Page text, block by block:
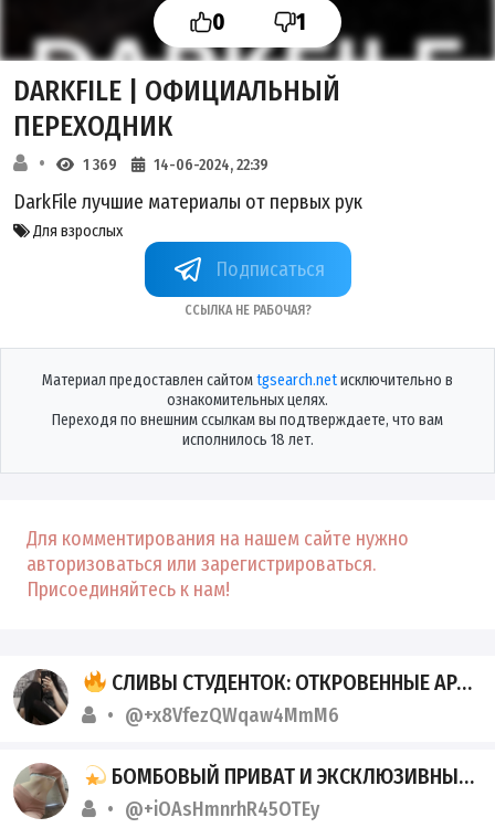
0 1
DARKFILE | ОФИЦИАЛЬНЫЙ
ПЕРЕХОДНИК
1 369 14-06-2024, 22:39
DarkFile лучшие материалы от первых рук
Для взрослых
Ссылка не рабочая?
Материал предоставлен сайтомtgsearch.netисключительно в
ознакомительных целях.
Переходя по внешним ссылкам вы подтверждаете, что вам
исполнилось 18 лет.
Для комментирования на нашем сайте нужно
авторизоваться или зарегистрироваться.
Присоединяйтесь к нам!
СЛИВЫ СТУДЕНТОК: ОТКРОВЕННЫЕ АРХИВЫ ТГК
@+x8VfezQWqaw4MmM6
БОМБОВЫЙ ПРИВАТ И ЭКСКЛЮЗИВНЫЕ СЛИВЫ
@+iOAsHmnrhR45OTEy